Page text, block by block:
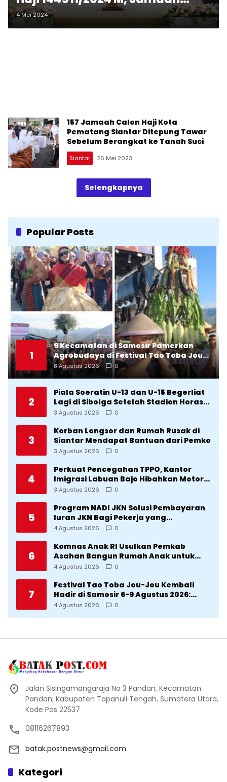
Calon Haji Siapkan Diri Menuju
Tanah Suci
4 Mei 2024
157 Jamaah Calon Haji Kota
Pematang Siantar Ditepung Tawar
Sebelum Berangkat ke Tanah Suci
Siantar 26 Mei 2023
Selengkapnya
Popular Posts
1
9 Kecamatan di Samosir Pamerkan
Agrobudaya di Festival Tao Toba Jou-
Jou 2026: Membranding Produk Lokal
agar Terkenal
8 Agustus 2026 0
2
Piala Soeratin U-13 dan U-15 Begerliat
Lagi di Sibolga Setelah Stadion Horas
Direvitalisasi Wali Kota
3 Agustus 2026 0
3
Korban Longsor dan Rumah Rusak di
Siantar Mendapat Bantuan dari Pemko
3 Agustus 2026 0
4
Perkuat Pencegahan TPPO, Kantor
Imigrasi Labuan Bajo Hibahkan Motor
Operasional ke Lima Desa di
3 Agustus 2026 0
5
Program NADI JKN Solusi Pembayaran
Iuran JKN Bagi Pekerja yang
Penghasilannya Tidak Tetap
4 Agustus 2026 0
6
Komnas Anak RI Usulkan Pemkab
Asahan Bangun Rumah Anak untuk
Korban Kekerasan
4 Agustus 2026 0
7
Festival Tao Toba Jou-Jou Kembali
Hadir di Samosir 6-9 Agustus 2026:
Datang Saksikan Kemeriahan dan Raih
4 Agustus 2026 0
Jalan Sisingamangaraja No 3 Pandan, Kecamatan
Pandan, Kabupaten Tapanuli Tengah, Sumatera Utara,
Kode Pos 22537
08116267893
batak.postnews@gmail.com
Kategori